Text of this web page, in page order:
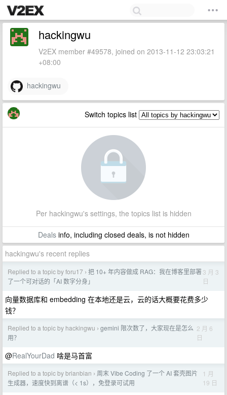
hackingwu
V2EX member #49578, joined on 2013-11-12 23:03:21
+08:00
hackingwu
Switch topics list
Per hackingwu's settings, the topics list is hidden
Dealsinfo, including closed deals, is not hidden
hackingwu's recent replies
Replied to a topic by foru17 › 把 10+ 年内容做成 RAG：我在博客里部署
了一个可对话的「AI 数字分身」
3 月 3
日
向量数据库和 embedding 在本地还是云，云的话大概要花费多少
钱？
Replied to a topic by hackingwu › gemini 限次数了，大家现在是怎么
用？
2 月 6
日
@RealYourDad 啥是马首富
Replied to a topic by brianbian › 周末 Vibe Coding 了一个 AI 套壳图片
生成器，速度快到离谱（< 1s），免登录可试用
1 月
19 日